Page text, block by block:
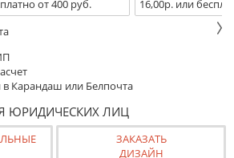
от 400 руб.
16,00р. или
Карандаш или Белпочта
ЮРИДИЧЕСКИХ ЛИЦ
ЗАКАЗАТЬ
ДИЗАЙН